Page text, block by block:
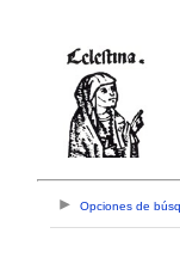
Opciones de